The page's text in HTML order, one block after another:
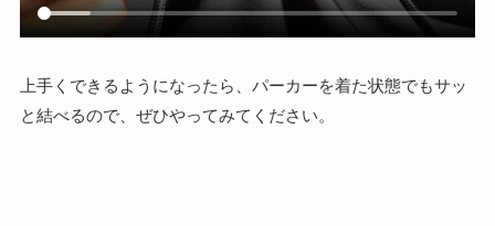
上手くできるようになったら、パーカーを着た状態でもサッ
と結べるので、ぜひやってみてください。